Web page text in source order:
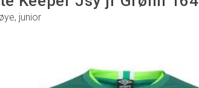
junior